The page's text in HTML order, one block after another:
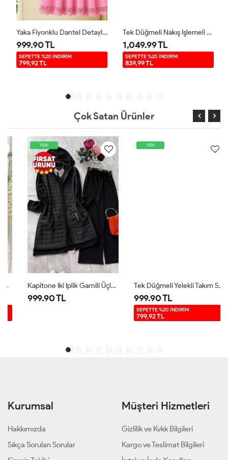
Yaka Fiyonklu Dantel Detaylı Takım Pembe TB80108
999.90 TL
SEPETTE %20 İNDİRİM
799,92 TL
Tek Düğmeli Nakış Işlemeli Ceket Takım Yeşil TB8084
1,049.99 TL
SEPETTE %20 İNDİRİM
839,99 TL
Çok Satan Ürünler
Kapitone Iki Iplik Garnili Üçlü Takım Siyah UMS5007
999.90 TL
Tek Düğmeli Yelekli Takım Siyah TB8083
999.90 TL
SEPETTE %20 İNDİRİM
799,92 TL
Kurumsal
Hakkımızda
Sıkça Sorulan Sorular
Müşteri Hizmetleri
Gizlilik ve Kvkk Bilgileri
Kargo ve Teslimat Bilgileri